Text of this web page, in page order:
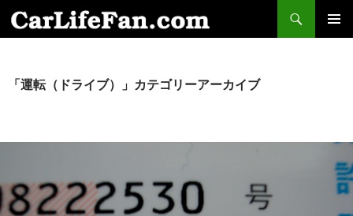
索コ
ン
プ
「運転（ドライブ）」カテゴリーアーカイブ